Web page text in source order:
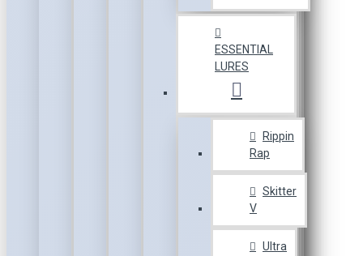
ESSENTIAL
LURES
Rippin
Rap
Skitter
V
Ultra